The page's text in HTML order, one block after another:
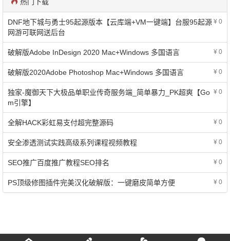
热门下载
¥ 0
DNF地下城与勇士95起源版本【云库端+VM一键端】台服95起源
网游可联网送后台
¥ 0
破解版Adobe InDesign 2020 Mac+Windows 多国语言
¥ 0
破解版2020Adobe Photoshop Mac+Windows 多国语言
¥ 0
独家-魔御天下大极品单职业传奇服务端_简单暴力_PK超爽【Go
m引擎】
¥ 0
全解HACK彩虹易支付超完整源码
¥ 0
安全渗透测试实践高级系列课程视频教程
¥ 0
SEO推广百度推广教程SEO排名
¥ 0
PS顶级修图插件完美汉化破解版：一键磨皮简单方便